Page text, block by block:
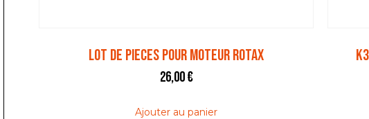
LOT DE PIECES POUR MOTEUR ROTAX
26,00€
Ajouter au panier